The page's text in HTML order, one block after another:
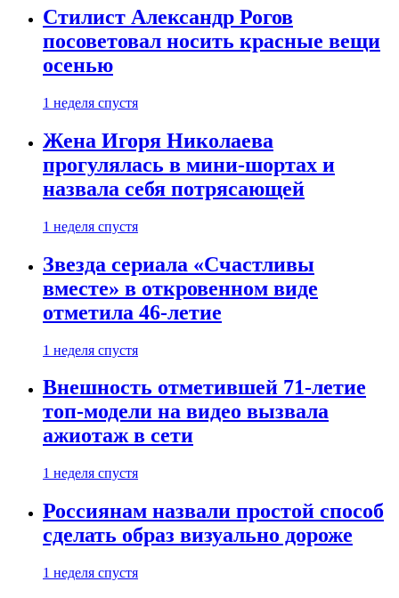
Стилист Александр Рогов
посоветовал носить красные вещи
осенью
1 неделя спустя
Жена Игоря Николаева
прогулялась в мини-шортах и
назвала себя потрясающей
1 неделя спустя
Звезда сериала «Счастливы
вместе» в откровенном виде
отметила 46-летие
1 неделя спустя
Внешность отметившей 71-летие
топ-модели на видео вызвала
ажиотаж в сети
1 неделя спустя
Россиянам назвали простой способ
сделать образ визуально дороже
1 неделя спустя